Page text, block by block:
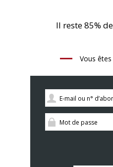
Il reste 85%
Vous